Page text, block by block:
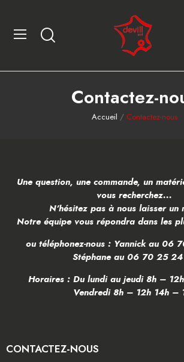
Contactez-
Accueil Contactez-nous
Une question, une commande, un
vous recherchez...
N'hésitez pas à nous laisser un
Notre équipe vous répondra dans les
ou téléphonez-nous : Yannick au 06
Stéphane au 06 70 25
Horaires : Du lundi au jeudi 8h –
Vendredi 8h – 12h 14h –
CONTACTEZ-NOUS